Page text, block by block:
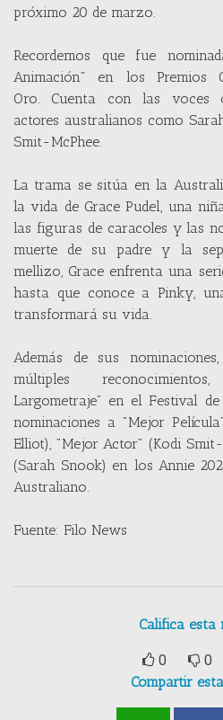
próximo 20 de marzo.
Recordemos que fue
Animación" en los
Oro. Cuenta con las voces
actores australianos como
Smit-McPhee.
La trama se sitúa en la
la vida de Grace Pudel, una
las figuras de caracoles y las
muerte de su padre y la
mellizo, Grace enfrenta una
hasta que conoce a Pinky,
transformará su vida.
Además de sus
múltiples
Largometraje" en el Festival
nominaciones a "Mejor
Elliot), "Mejor Actor" (Kodi
(Sarah Snook) en los Annie
Australiano.
Fuente: Filo News
Califica esta
0 0
Compartir